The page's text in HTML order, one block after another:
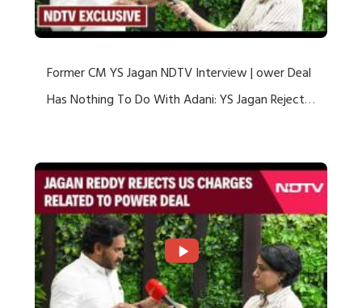
Former CM YS Jagan NDTV Interview | ower Deal
Has Nothing To Do With Adani: YS Jagan Rejects